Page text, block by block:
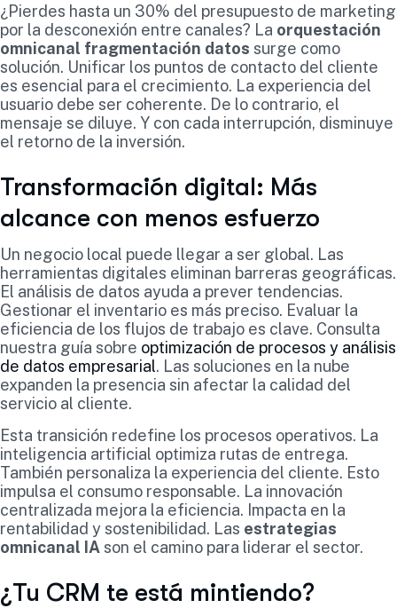
¿Pierdes hasta un 30% del presupuesto de marketing
por la desconexión entre canales? La orquestación
omnicanal fragmentación datos surge como
solución. Unificar los puntos de contacto del cliente
es esencial para el crecimiento. La experiencia del
usuario debe ser coherente. De lo contrario, el
mensaje se diluye. Y con cada interrupción, disminuye
el retorno de la inversión.
Transformación digital: Más
alcance con menos esfuerzo
Un negocio local puede llegar a ser global. Las
herramientas digitales eliminan barreras geográficas.
El análisis de datos ayuda a prever tendencias.
Gestionar el inventario es más preciso. Evaluar la
eficiencia de los flujos de trabajo es clave. Consulta
nuestra guía sobre optimización de procesos y análisis
de datos empresarial. Las soluciones en la nube
expanden la presencia sin afectar la calidad del
servicio al cliente.
Esta transición redefine los procesos operativos. La
inteligencia artificial optimiza rutas de entrega.
También personaliza la experiencia del cliente. Esto
impulsa el consumo responsable. La innovación
centralizada mejora la eficiencia. Impacta en la
rentabilidad y sostenibilidad. Las estrategias
omnicanal IA son el camino para liderar el sector.
¿Tu CRM te está mintiendo?